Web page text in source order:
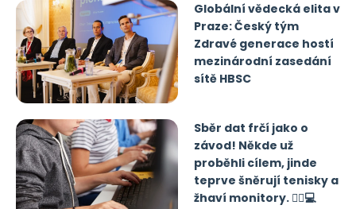
Globální vědecká elita v
Praze: Český tým
Zdravé generace hostí
mezinárodní zasedání
sítě HBSC
Sběr dat frčí jako o
závod! Někde už
proběhli cílem, jinde
teprve šněrují tenisky a
žhaví monitory. 🏃‍♂️💻